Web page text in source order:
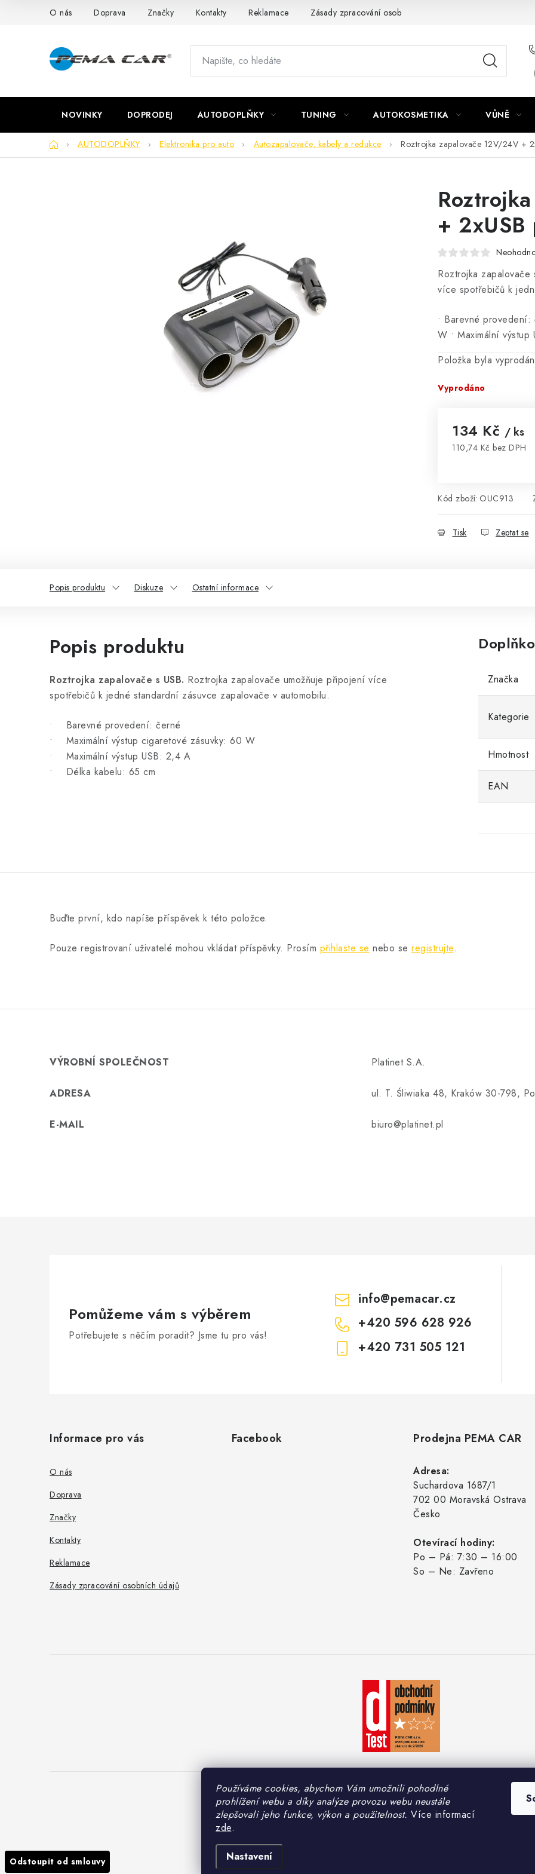
Používáme cookies, abychom Vám umožnili pohodlné
prohlížení webu a díky analýze provozu webu neustále
zlepšovali jeho funkce, výkon a použitelnost. Více informací
zde.
Nastavení
O nás Doprava Značky Kontakty Reklamace Zásady zpracování osobních údajů
NOVINKY DOPRODEJ AUTODOPLŇKY TUNING AUTOKOSMETIKA VŮNĚ
DomůAUTODOPLŇKY Elektronika pro auto Autozapalovače, kabely a redukce Roztrojka zapalovače 12V/24V +
+
Roztrojka
více spotřebičů k
• Barevné
W • Maximální
Položka byla
Vyprodáno
134 Kč / ks
110,74 Kč bez DPH
Kód zboží: OUC913
Tisk Zeptat se
Popis produktu Diskuze Ostatní informace
Popis produktu
Roztrojka zapalovače s USB. Roztrojka zapalovače umožňuje připojení více
spotřebičů k jedné standardní zásuvce zapalovače v automobilu.
• Barevné provedení: černé
• Maximální výstup cigaretové zásuvky: 60 W
• Maximální výstup USB: 2,4 A
• Délka kabelu: 65 cm
Značka
Kategorie
Hmotnost
EAN
Buďte první, kdo napíše příspěvek k této položce.
Pouze registrovaní uživatelé mohou vkládat příspěvky. Prosím přihlaste se nebo se registrujte.
VÝROBNÍ SPOLEČNOST Platinet S.A.
ADRESA ul. T. Śliwiaka 48, Kraków 30-798,
E-MAIL biuro@platinet.pl
Pomůžeme vám s výběrem
Potřebujete s něčím poradit? Jsme tu pro vás!
info@pemacar.cz
+420 596 628 926
+420 731 505 121
Informace pro vás
O nás
Doprava
Značky
Kontakty
Reklamace
Zásady zpracování osobních údajů
Facebook Prodejna PEMA CAR
Adresa:
Suchardova 1687/1
702 00 Moravská Ostrava
Česko
Otevírací hodiny:
Po – Pá: 7:30 – 16:00
So – Ne: Zavřeno
Vytvořil Shoptet
Copyright 2026PEMA CAR s.r.o.. Všechna práva vyhrazena. Upravit nastavení
Odstoupit od smlouvy